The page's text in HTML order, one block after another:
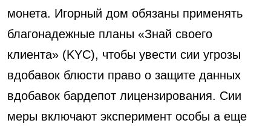
монета. Игорный дом обязаны применять
благонадежные планы «Знай своего
клиента» (KYC), чтобы увести сии угрозы
вдобавок блюсти право о защите данных
вдобавок бардепот лицензирования. Сии
меры включают эксперимент особы а еще